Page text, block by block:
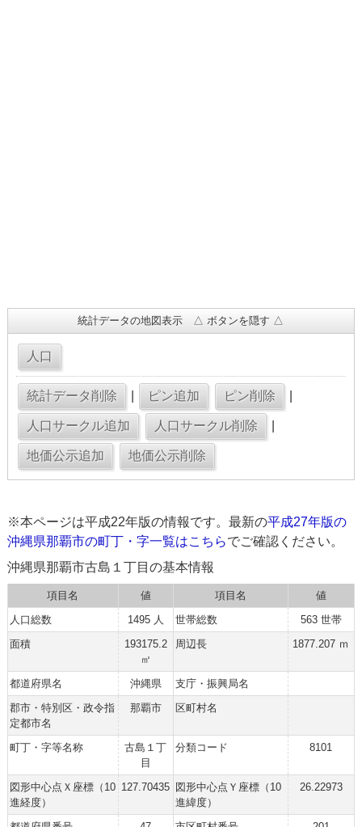
統計データの地図表示 △ ボタンを隠す △
※本ページは平成22年版の情報です。最新の平成27年版の
沖縄県那覇市の町丁・字一覧はこちらでご確認ください。
沖縄県那覇市古島１丁目の基本情報
項目名 値 項目名
値
人口総数
1495 人 世帯総数
563 世帯
面積
193175.2
㎡
周辺長 1877.207 ｍ
都道府県名 沖縄県
支庁・振興局名
郡市・特別区・政令指
定都市名
那覇市 区町村名
町丁・字等名称
古島１丁
目
分類コード 8101
図形中心点Ｘ座標（10
進経度）
127.70435 図形中心点Ｙ座標（10
進緯度）
26.22973